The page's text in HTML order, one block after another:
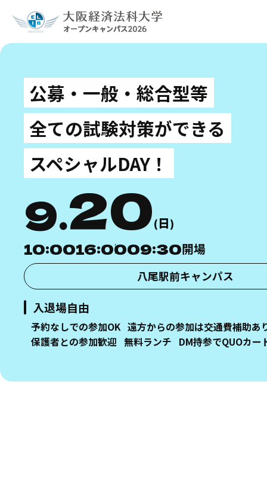
公募・一般・総合型等
全ての試験対策ができる
スペシャルDAY！
9 20 日
10:0016:0009:30開場
八尾駅前キャンパス
入退場自由
予約なしでの参加OK 遠方からの参加は交通費補助あ
保護者との参加歓迎 無料ランチ DM持参でQUOカー